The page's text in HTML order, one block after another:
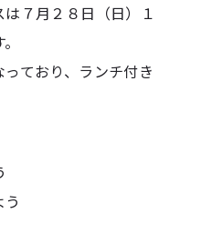
７月２８日（日）１
ており、ランチ付き